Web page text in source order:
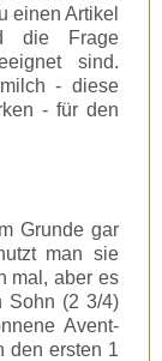
einen Artikel
die Frage
sind.
- diese
- für den
Grunde gar
man sie
mal, aber es
Sohn (2 3/4)
Avent-
den ersten 1